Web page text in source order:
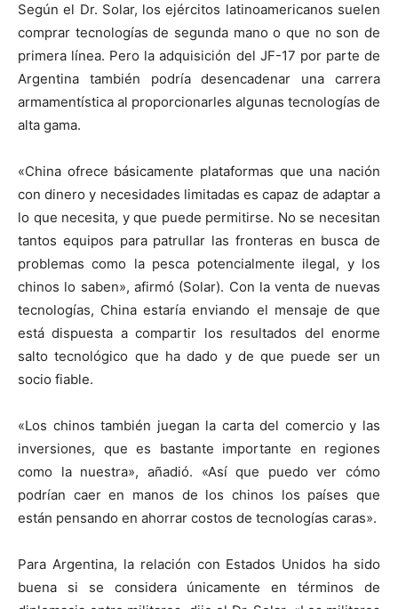
Según el Dr. Solar, los ejércitos latinoamericanos suelen
comprar tecnologías de segunda mano o que no son de
primera línea. Pero la adquisición del JF-17 por parte de
Argentina también podría desencadenar una carrera
armamentística al proporcionarles algunas tecnologías de
alta gama.
«China ofrece básicamente plataformas que una nación
con dinero y necesidades limitadas es capaz de adaptar a
lo que necesita, y que puede permitirse. No se necesitan
tantos equipos para patrullar las fronteras en busca de
problemas como la pesca potencialmente ilegal, y los
chinos lo saben», afirmó (Solar). Con la venta de nuevas
tecnologías, China estaría enviando el mensaje de que
está dispuesta a compartir los resultados del enorme
salto tecnológico que ha dado y de que puede ser un
socio fiable.
«Los chinostambién juegan la carta del comercio y las
inversiones, que es bastante importante en regiones
como la nuestra», añadió. «Así que puedo ver cómo
podrían caer en manos de los chinos los países que
están pensando en ahorrar costos de tecnologías caras».
Para Argentina, la relación con Estados Unidos ha sido
buena si se considera únicamente en términos de